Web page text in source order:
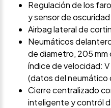
Regulación de los
y sensor de oscuridad
Airbag lateral de
Neumáticos
de diametro, 205 mm
índice de velocidad:
(datos del neumático
Cierre centralizado
inteligente y contról